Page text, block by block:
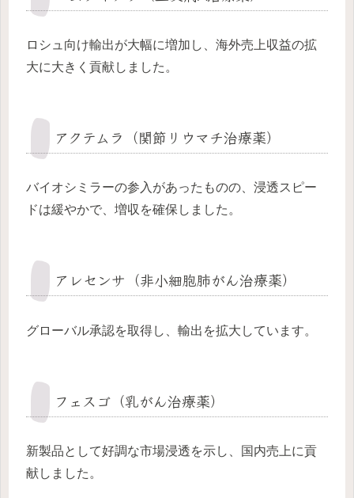
ロシュ向け輸出が大幅に増加し、海外売上収益の拡
大に大きく貢献しました。
アクテムラ（関節リウマチ治療薬）
バイオシミラーの参入があったものの、浸透スピー
ドは緩やかで、増収を確保しました。
アレセンサ（非小細胞肺がん治療薬）
グローバル承認を取得し、輸出を拡大しています。
フェスゴ（乳がん治療薬）
新製品として好調な市場浸透を示し、国内売上に貢
献しました。